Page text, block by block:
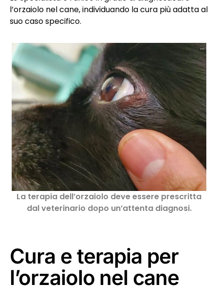
l’orzaiolo nel cane, individuando la cura più adatta al
suo caso specifico.
La terapia dell’orzaiolo deve essere prescritta
dal veterinario dopo un’attenta diagnosi.
Cura e terapia per
l’orzaiolo nel cane